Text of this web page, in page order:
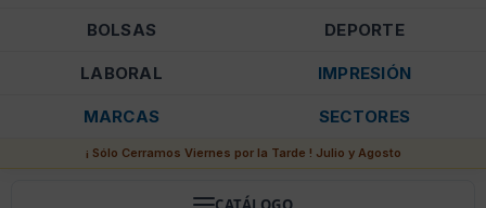
BOLSAS DEPORTE
LABORAL IMPRESIÓN
MARCAS SECTORES
¡ Sólo Cerramos Viernes por la Tarde ! Julio y Agosto